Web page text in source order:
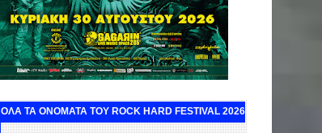
ΟΛΑ ΤΑ ΟΝΟΜΑΤΑ ΤΟΥ ROCK HARD FESTIVAL 2026